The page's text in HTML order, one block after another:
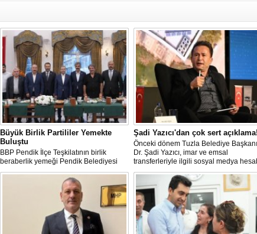
Büyük Birlik Partililer Yemekte
Buluştu
BBP Pendik İlçe Teşkilatının birlik
beraberlik yemeği Pendik Belediyesi
Hayaltepe Sosyal Tesislerinde
Şadi Yazıcı'dan çok sert açıklama!
Önceki dönem Tuzla Belediye Başkanı
Dr. Şadi Yazıcı, imar ve emsal
transferleriyle ilgili sosyal medya
üzerinden sert bir açıklama yayınladı.